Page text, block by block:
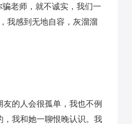
老师，就不诚实，我们一
我感到无地自容，灰溜溜
的人会很孤单，我也不例
我和她一聊恨晚认识。我